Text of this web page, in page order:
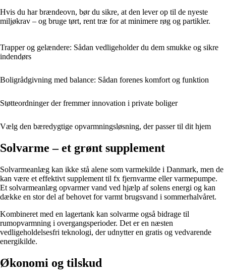
Hvis du har brændeovn, bør du sikre, at den lever op til de nyeste
miljøkrav – og bruge tørt, rent træ for at minimere røg og partikler.
Trapper og gelændere: Sådan vedligeholder du dem smukke og sikre
indendørs
Boligrådgivning med balance: Sådan forenes komfort og funktion
Støtteordninger der fremmer innovation i private boliger
Vælg den bæredygtige opvarmningsløsning, der passer til dit hjem
Solvarme – et grønt supplement
Solvarmeanlæg kan ikke stå alene som varmekilde i Danmark, men de
kan være et effektivt supplement til fx fjernvarme eller varmepumpe.
Et solvarmeanlæg opvarmer vand ved hjælp af solens energi og kan
dække en stor del af behovet for varmt brugsvand i sommerhalvåret.
Kombineret med en lagertank kan solvarme også bidrage til
rumopvarmning i overgangsperioder. Det er en næsten
vedligeholdelsesfri teknologi, der udnytter en gratis og vedvarende
energikilde.
Økonomi og tilskud